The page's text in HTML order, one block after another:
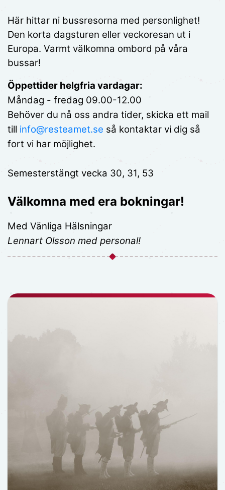
Här hittar ni bussresorna med personlighet!
Den korta dagsturen eller veckoresan ut i
Europa. Varmt välkomna ombord på våra
bussar!
Öppettider helgfria vardagar:
Måndag - fredag 09.00-12.00
Behöver du nå oss andra tider, skicka ett mail
till info@resteamet.se så kontaktar vi dig så
fort vi har möjlighet.
Semesterstängt vecka 30, 31, 53
Välkomna med era bokningar!
Med Vänliga Hälsningar
Lennart Olsson med personal!